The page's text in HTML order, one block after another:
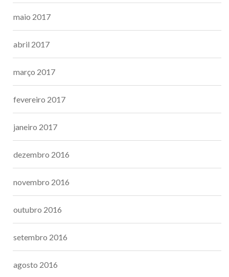
maio 2017
abril 2017
março 2017
fevereiro 2017
janeiro 2017
dezembro 2016
novembro 2016
outubro 2016
setembro 2016
agosto 2016